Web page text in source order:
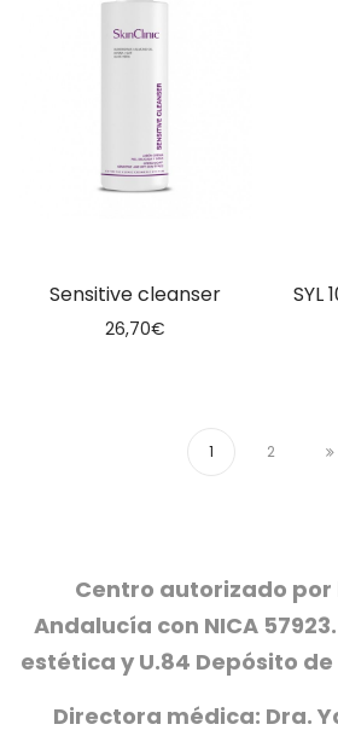
Sensitive cleanser
26,70€
SYL
1 2
Centro autorizado por
Andalucía con NICA
estética y U.84 Depósito
Directora médica: Dra.